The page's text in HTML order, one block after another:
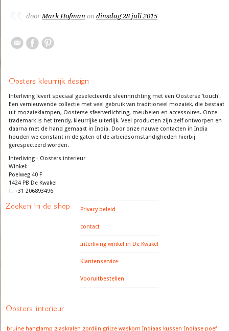
door Mark Hofman on dinsdag 28 juli 2015
Oosters kleurrijk design
Interliving levert speciaal geselecteerde sfeerinrichting met een Oosterse 'touch'.
Een vernieuwende collectie met veel gebruik van traditioneel mozaiek, die bestaat
uit mozaieklampen, Oosterse sfeerverlichting, meubelen en accessoires. Onze
trademark is het trendy, kleurrijke uiterlijk. Veel producten zijn zelf ontworpen en
daarna met de hand gemaakt in India. Door onze nauwe contacten in India
houden we constant in de gaten of de arbeidsomstandigheden hierbij
gerespecteerd worden.
Interliving - Oosters interieur
Winkel:
Poelweg 40 F
1424 PB De Kwakel
T: +31 206893496
Zoeken in de shop Privacy beleid
contact
Interliving winkel in De Kwakel
Klantenservice
Vooruitbestellen
Oosters interieur
bruine hanglamp glaskralen gordijn grijze waskom Indiaas kussen Indiase poef